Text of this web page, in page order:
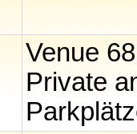
Venue 68
Private